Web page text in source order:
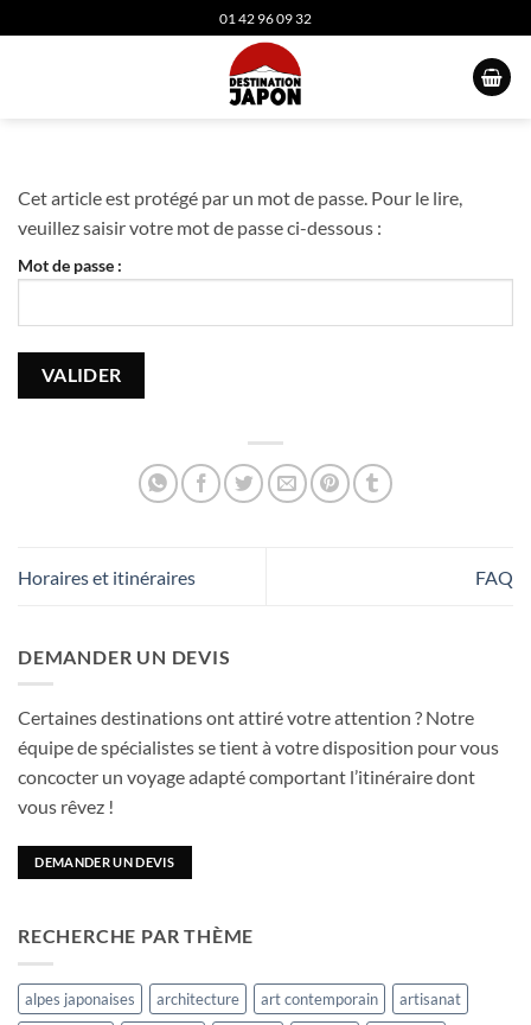
au
01 42 96 09 32
Cet article est protégé par un mot de passe. Pour le lire,
veuillez saisir votre mot de passe ci-dessous :
Mot de passe :
Horaires et itinéraires FAQ
DEMANDER UN DEVIS
Certaines destinations ont attiré votre attention ? Notre
équipe de spécialistes se tient à votre disposition pour vous
concocter un voyage adapté comportant l’itinéraire dont
vous rêvez !
DEMANDER UN DEVIS
RECHERCHE PAR THÈME
alpes japonaises architecture art contemporain
artisanat